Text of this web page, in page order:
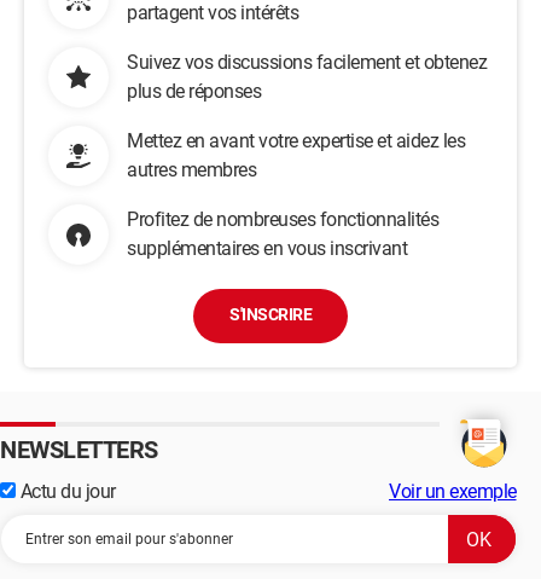
partagent vos intérêts
Suivez vos discussions facilement et obtenez
plus de réponses
Mettez en avant votre expertise et aidez les
autres membres
Profitez de nombreuses fonctionnalités
supplémentaires en vous inscrivant
S'INSCRIRE
NEWSLETTERS
Actu du jour Voir un exemple